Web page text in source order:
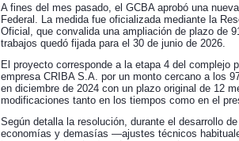
A fines del mes pasado, el GCBA aprobó una
Federal. La medida fue oficializada mediante la
Oficial, que convalida una ampliación de plazo de
trabajos quedó fijada para el 30 de junio de 2026.
El proyecto corresponde a la etapa 4 del complejo
empresa CRIBA S.A. por un monto cercano a los
en diciembre de 2024 con un plazo original de 12
modificaciones tanto en los tiempos como en el
Según detalla la resolución, durante el desarrollo
economías y demasías —ajustes técnicos